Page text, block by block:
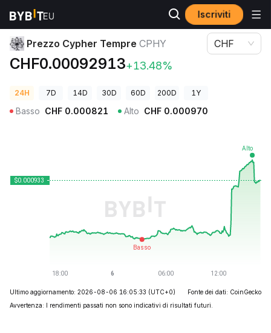
Iscriviti
Prezzi Crypto Prezzo Cypher Tempre CPHY
Prezzo Cypher Tempre CPHY
CHF0.00092913+13.48%
CHF
24H 7D 14D 30D 60D 200D 1Y
Basso CHF 0.000821 Alto CHF 0.000970
Ultimo aggiornamento: 2026-08-06 16:05:33 (UTC+0)
Fonte dei dati: CoinGecko
Avvertenza: I rendimenti passati non sono indicativi di risultati futuri.